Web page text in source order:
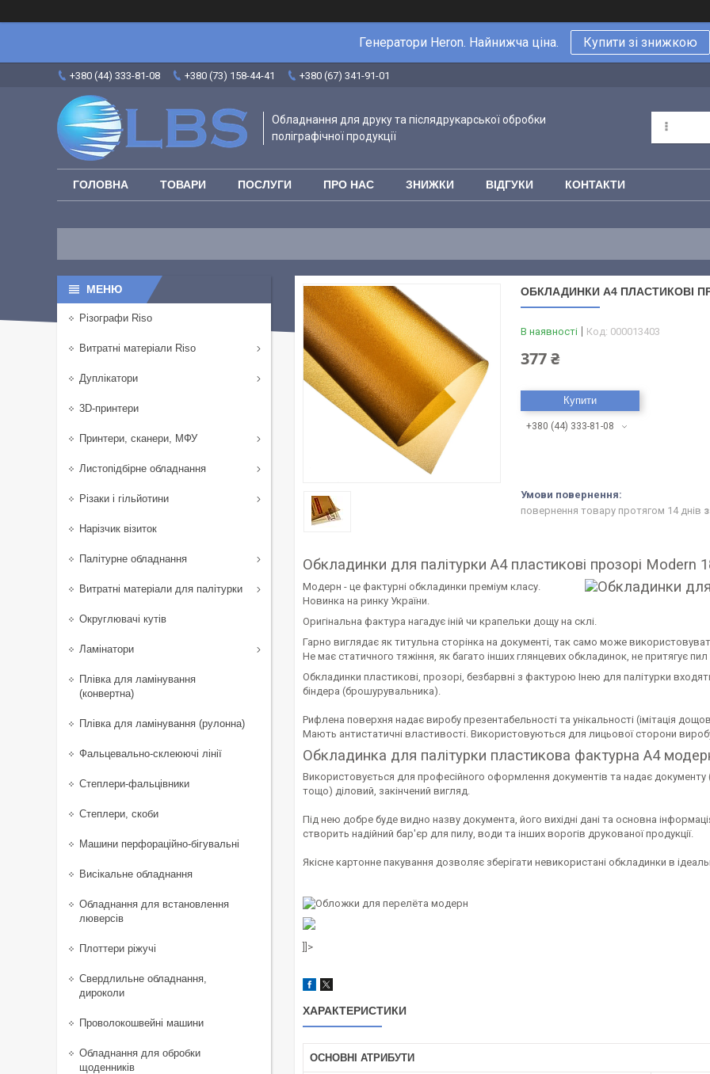
Генератори Heron. Найнижча ціна. Купити зі знижкою
+380 (44) 333-81-08 +380 (73) 158-44-41 +380 (67) 341-91-01
Обладнання для друку та післядрукарської обробки
поліграфічної продукції
ГОЛОВНА ТОВАРИ ПОСЛУГИ ПРО НАС ЗНИЖКИ ВІДГУКИ КОНТАКТИ
ОБКЛАДИНКИ А4 ПЛАСТИКОВІ
В наявності Код: 000013403
377 ₴
Купити
+380 (44) 333-81-08
повернення товару протягом 14 днів
Обкладинки для палітурки А4 пластикові прозорі Modern
Модерн - це фактурні обкладинки преміум класу.
Новинка на ринку України.
Оригінальна фактура нагадує іній чи крапельки дощу на склі.
Гарно виглядає як титульна сторінка на документі, так само може
Не має статичного тяжіння, як багато інших глянцевих обкладинок, не притягує пил
Обкладинки пластикові, прозорі, безбарвні з фактурою Інею для палітурки
біндера (брошурувальника).
Рифлена поверхня надає виробу презентабельності та унікальності (імітація
Мають антистатичні властивості. Використовуються для лицьової сторони
Обкладинка для палітурки пластикова фактурна А4
Використовується для професійного оформлення документів та надає документу
тощо) діловий, закінчений вигляд.
Під нею добре буде видно назву документа, його вихідні дані та основна
створить надійний бар'єр для пилу, води та інших ворогів друкованої продукції.
Якісне картонне пакування дозволяє зберігати невикористані обкладинки в
]]>
ХАРАКТЕРИСТИКИ
ОСНОВНІ АТРИБУТИ
Різографи Riso
Витратні матеріали Riso
Дуплікатори
3D-принтери
Принтери, сканери, МФУ
Листопідбірне обладнання
Різаки і гільйотини
Нарізчик візиток
Палітурне обладнання
Витратні матеріали для палітурки
Округлювачі кутів
Ламінатори
Плівка для ламінування
(конвертна)
Плівка для ламінування (рулонна)
Фальцевально-склеюючі лінії
Степлери-фальцівники
Степлери, скоби
Машини перфораційно-бігувальні
Висікальне обладнання
Обладнання для встановлення
люверсів
Плоттери ріжучі
Свердлильне обладнання,
дироколи
Проволокошвейні машини
Обладнання для обробки
щоденників